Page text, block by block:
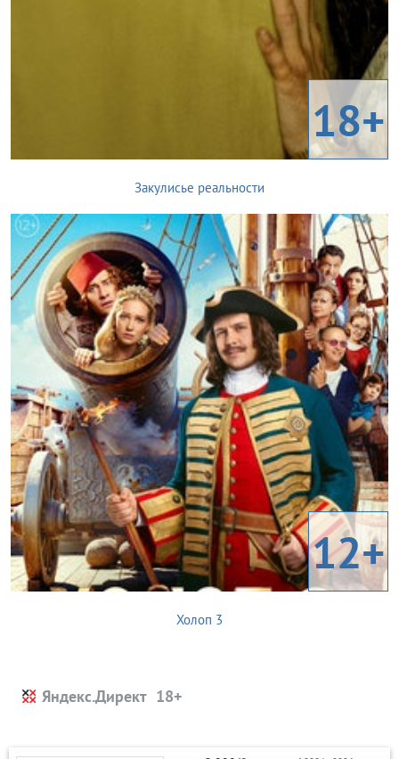
18+
Закулисье реальности
12+
Холоп 3
Яндекс.Директ